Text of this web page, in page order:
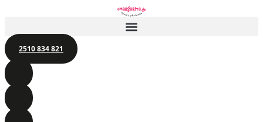
2510 834 821